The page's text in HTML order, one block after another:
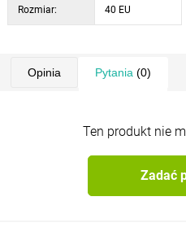
Rozmiar: 40 EU
Opinia Pytania (0)
Ten produkt nie
Zadać